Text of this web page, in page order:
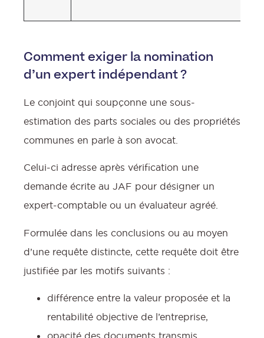
Comment exiger la nomination
d’un expert indépendant ?
Le conjoint qui soupçonne une sous-
estimation des parts sociales ou des propriétés
communes en parle à son avocat.
Celui-ci adresse après vérification une
demande écrite au JAF pour désigner un
expert-comptable ou un évaluateur agréé.
Formulée dans les conclusions ou au moyen
d’une requête distincte, cette requête doit être
justifiée par les motifs suivants :
différence entre la valeur proposée et la
rentabilité objective de l’entreprise,